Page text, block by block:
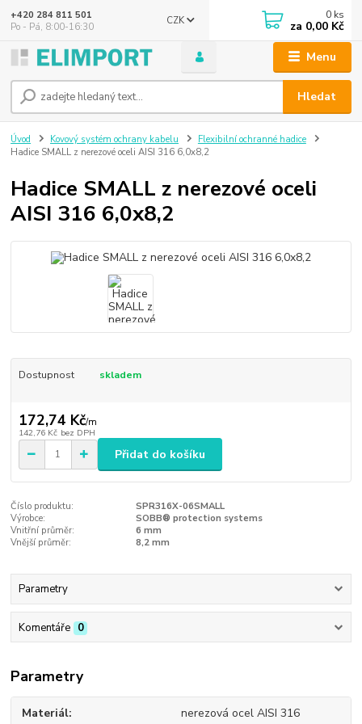
Menu
CZK
Hledat
+420 284 811 501
Po - Pá, 8:00-16:30
0 ks
za 0,00 Kč
Úvod Kovový systém ochrany kabelu
Flexibilní ochranné hadice
Hadice SMALL z nerezové oceli AISI 316 6,0x8,2
Hadice SMALL z nerezové oceli
AISI 316 6,0x8,2
Dostupnost skladem
172,74 Kč/m
142,76 Kč bez DPH
Přidat do košíku
Číslo produktu:
SPR316X-06SMALL
Výrobce:
SOBB® protection systems
Vnitřní průměr:
6 mm
Vnější průměr:
8,2 mm
Parametry
Komentáře 0
Parametry
Materiál nerezová ocel AISI 316